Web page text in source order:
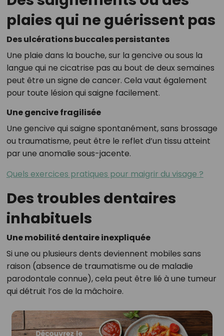
plaies qui ne guérissent pas
Des ulcérations buccales persistantes
Une plaie dans la bouche, sur la gencive ou sous la
langue qui ne cicatrise pas au bout de deux semaines
peut être un signe de cancer. Cela vaut également
pour toute lésion qui saigne facilement.
Une gencive fragilisée
Une gencive qui saigne spontanément, sans brossage
ou traumatisme, peut être le reflet d’un tissu atteint
par une anomalie sous-jacente.
Quels exercices pratiques pour maigrir du visage ?
Des troubles dentaires
inhabituels
Une mobilité dentaire inexpliquée
Si une ou plusieurs dents deviennent mobiles sans
raison (absence de traumatisme ou de maladie
parodontale connue), cela peut être lié à une tumeur
qui détruit l’os de la mâchoire.